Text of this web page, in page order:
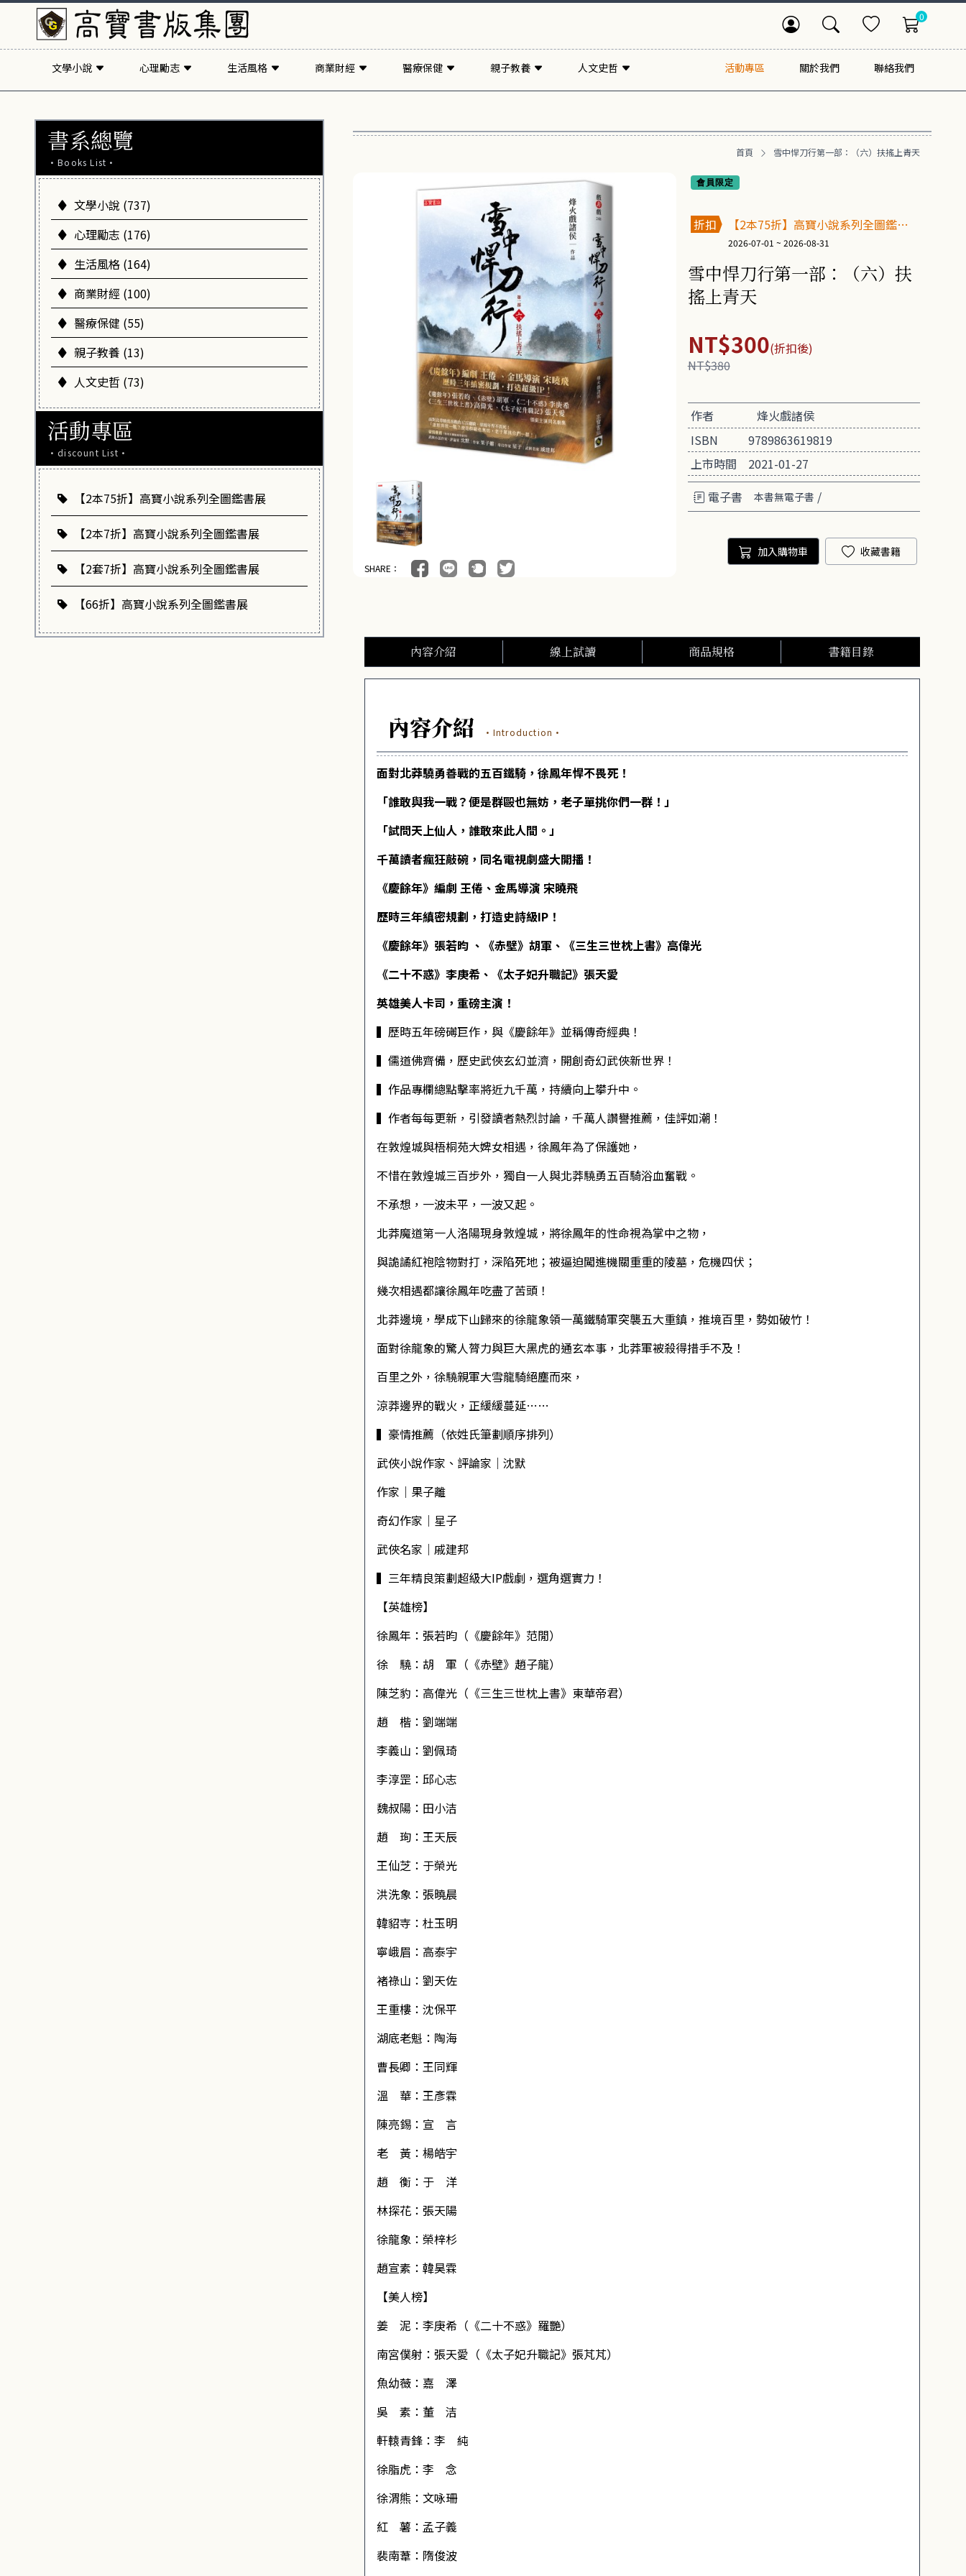
0
文學小說 心理勵志 生活風格 商業財經 醫療保健 親子教養 人文史哲 活動專區 關於我們 聯絡我們
書系總覽
·Books List·
文學小說 (737)
心理勵志 (176)
生活風格 (164)
商業財經 (100)
醫療保健 (55)
親子教養 (13)
人文史哲 (73)
活動專區
·discount List·
【2本75折】高寶小說系列全圖鑑書展
【2本7折】高寶小說系列全圖鑑書展
【2套7折】高寶小說系列全圖鑑書展
【66折】高寶小說系列全圖鑑書展
首頁 雪中悍刀行第一部：（六）扶搖上青天
SHARE：
會員限定
折扣
【2本75折】高寶小說系列全圖鑑書
展
2026-07-01 ~ 2026-08-31
雪中悍刀行第一部：（六）扶
搖上青天
NT$300(折扣後)
NT$380
作者
烽火戲諸侯
ISBN
9789863619819
上市時間
2021-01-27
電子書
本書無電子書 /
加入購物車 收藏書籍
內容介紹 線上試讀 商品規格 書籍目錄
內容介紹 ·Introduction·
面對北莽驍勇善戰的五百鐵騎，徐鳳年悍不畏死！
「誰敢與我一戰？便是群毆也無妨，老子單挑你們一群！」
「試問天上仙人，誰敢來此人間。」
千萬讀者瘋狂敲碗，同名電視劇盛大開播！
《慶餘年》編劇 王倦、金馬導演 宋曉飛
歷時三年縝密規劃，打造史詩級IP！
《慶餘年》張若昀 、《赤壁》胡軍、《三生三世枕上書》高偉光
《二十不惑》李庚希、《太子妃升職記》張天愛
英雄美人卡司，重磅主演！
▍歷時五年磅礡巨作，與《慶餘年》並稱傳奇經典！
▍儒道佛齊備，歷史武俠玄幻並濟，開創奇幻武俠新世界！
▍作品專欄總點擊率將近九千萬，持續向上攀升中。
▍作者每每更新，引發讀者熱烈討論，千萬人讚譽推薦，佳評如潮！
在敦煌城與梧桐苑大婢女相遇，徐鳳年為了保護她，
不惜在敦煌城三百步外，獨自一人與北莽驍勇五百騎浴血奮戰。
不承想，一波未平，一波又起。
北莽魔道第一人洛陽現身敦煌城，將徐鳳年的性命視為掌中之物，
與詭譎紅袍陰物對打，深陷死地；被逼迫闖進機關重重的陵墓，危機四伏；
幾次相遇都讓徐鳳年吃盡了苦頭！
北莽邊境，學成下山歸來的徐龍象領一萬鐵騎軍突襲五大重鎮，推境百里，勢如破竹！
面對徐龍象的驚人膂力與巨大黑虎的通玄本事，北莽軍被殺得措手不及！
百里之外，徐驍親軍大雪龍騎絕塵而來，
涼莽邊界的戰火，正緩緩蔓延……
▍豪情推薦（依姓氏筆劃順序排列）
武俠小說作家、評論家｜沈默
作家｜果子離
奇幻作家｜星子
武俠名家｜戚建邦
▍三年精良策劃超級大IP戲劇，選角選實力！
【英雄榜】
徐鳳年：張若昀（《慶餘年》范閒）
徐 驍：胡 軍（《赤壁》趙子龍）
陳芝豹：高偉光（《三生三世枕上書》東華帝君）
趙 楷：劉端端
李義山：劉佩琦
李淳罡：邱心志
魏叔陽：田小洁
趙 珣：王天辰
王仙芝：于榮光
洪洗象：張曉晨
韓貂寺：杜玉明
寧峨眉：高泰宇
褚祿山：劉天佐
王重樓：沈保平
湖底老魁：陶海
曹長卿：王同輝
溫 華：王彥霖
陳亮錫：宣 言
老 黃：楊皓宇
趙 衡：于 洋
林探花：張天陽
徐龍象：榮梓杉
趙宣素：韓昊霖
【美人榜】
姜 泥：李庚希（《二十不惑》羅艷）
南宮僕射：張天愛（《太子妃升職記》張芃芃）
魚幼薇：嘉 澤
吳 素：董 洁
軒轅青鋒：李 純
徐脂虎：李 念
徐渭熊：文咏珊
紅 薯：孟子義
裴南葦：隋俊波